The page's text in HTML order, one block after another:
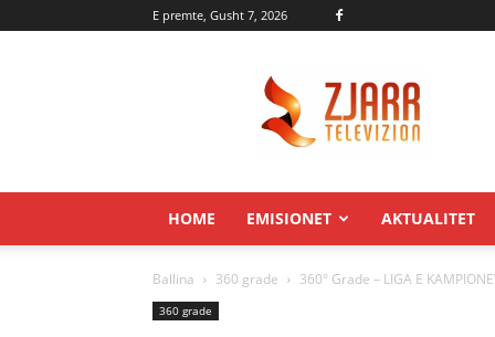
E premte, Gusht 7, 2026
HOME EMISIONET AKTUALITET
Ballina 360 grade 360° Grade – LIGA E
360 grade